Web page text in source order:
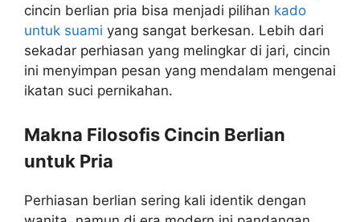
cincin berlian pria bisa menjadi pilihan kado
untuk suami yang sangat berkesan. Lebih dari
sekadar perhiasan yang melingkar di jari, cincin
ini menyimpan pesan yang mendalam mengenai
ikatan suci pernikahan.
Makna Filosofis Cincin Berlian
untuk Pria
Perhiasan berlian sering kali identik dengan